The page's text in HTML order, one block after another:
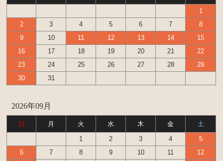
1
2
3 4 5 6 7
8
9
10 11 12 13 14
15
16
17 18 19 20 21
22
23
24 25 26 27 28
29
30
31
2026年09月
日 月 火 水 木 金
土
1
2 3 4
5
6
7 8 9 10 11
12